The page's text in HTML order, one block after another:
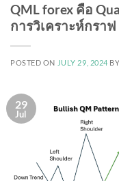
QML forex คือ
การวิเคราะห์กราฟ
POSTED ON JULY 29, 2024 BY
29
Jul